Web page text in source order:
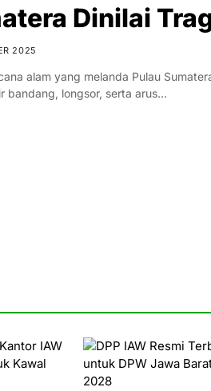
Dinilai
2025
alam yang melanda Pulau
bandang, longsor, serta arus…